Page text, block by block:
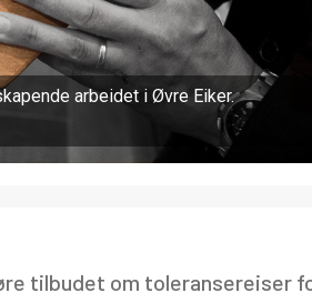
arbeidet i Øvre Eiker.
tilbudet om toleransereiser